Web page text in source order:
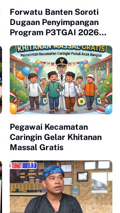
Forwatu Banten Soroti
Dugaan Penyimpangan
Program P3TGAI 2026
Pegawai Kecamatan
Caringin Gelar Khitanan
Massal Gratis